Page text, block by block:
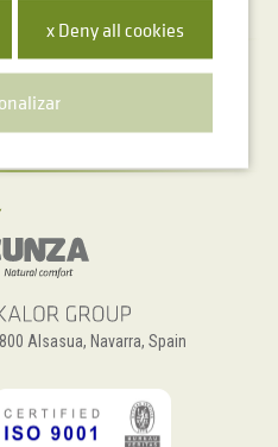
511
Alsasua, Navarra, Spain
x Deny all cookies